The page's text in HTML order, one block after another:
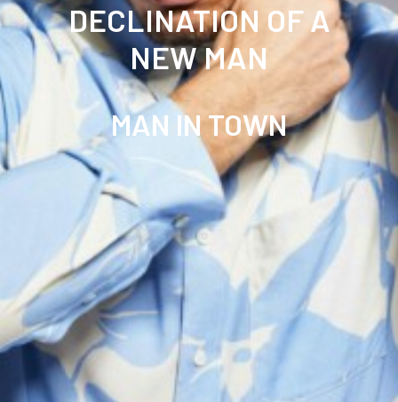
DECLINATION OF A
NEW MAN
MAN IN TOWN